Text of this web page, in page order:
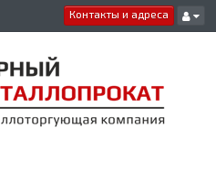
Контакты и адреса